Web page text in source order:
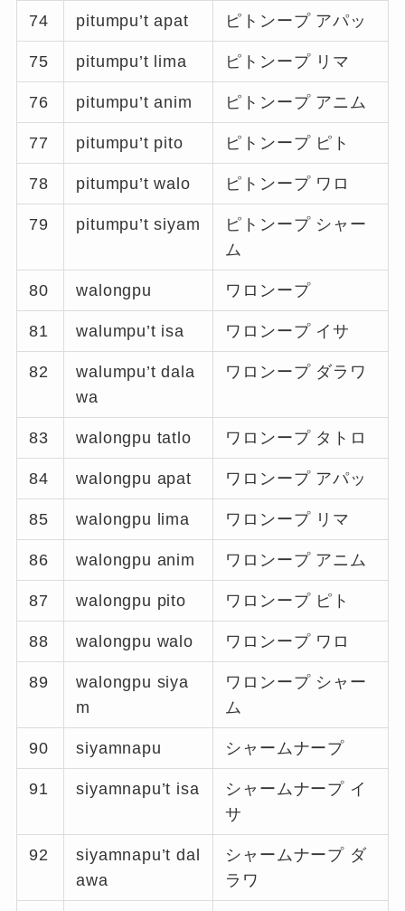
74 pitumpu’t apat ピトンープ アパッ
75 pitumpu’t lima ピトンープ リマ
76 pitumpu’t anim ピトンープ アニム
77 pitumpu’t pito ピトンープ ピト
78 pitumpu’t walo ピトンープ ワロ
79 pitumpu’t siyam
ピトンープ シャー
ム
80 walongpu ワロンープ
81 walumpu’t isa ワロンープ イサ
82
walumpu’t dala
wa
ワロンープ ダラワ
83 walongpu tatlo ワロンープ タトロ
84 walongpu apat ワロンープ アパッ
85 walongpu lima ワロンープ リマ
86 walongpu anim ワロンープ アニム
87 walongpu pito ワロンープ ピト
88 walongpu walo ワロンープ ワロ
89
walongpu siya
m
ワロンープ シャー
ム
90 siyamnapu シャームナープ
91 siyamnapu’t isa
シャームナープ イ
サ
92
siyamnapu’t dal
awa
シャームナープ ダ
ラワ